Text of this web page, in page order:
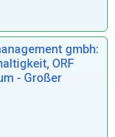
gmbh:
ORF
- Großer